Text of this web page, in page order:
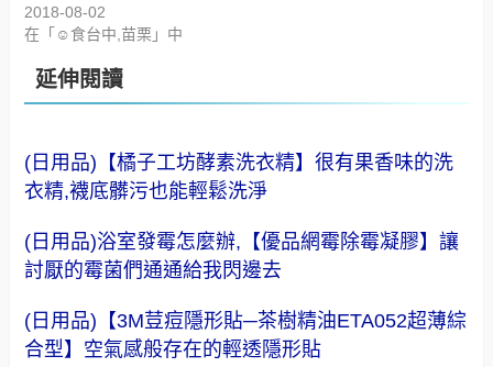
2018-08-02
在「☺食台中,苗栗」中
延伸閱讀
(日用品)【橘子工坊酵素洗衣精】很有果香味的洗
衣精,襪底髒污也能輕鬆洗淨
(日用品)浴室發霉怎麼辦,【優品網霉除霉凝膠】讓
討厭的霉菌們通通給我閃邊去
(日用品)【3M荳痘隱形貼─茶樹精油ETA052超薄綜
合型】空氣感般存在的輕透隱形貼